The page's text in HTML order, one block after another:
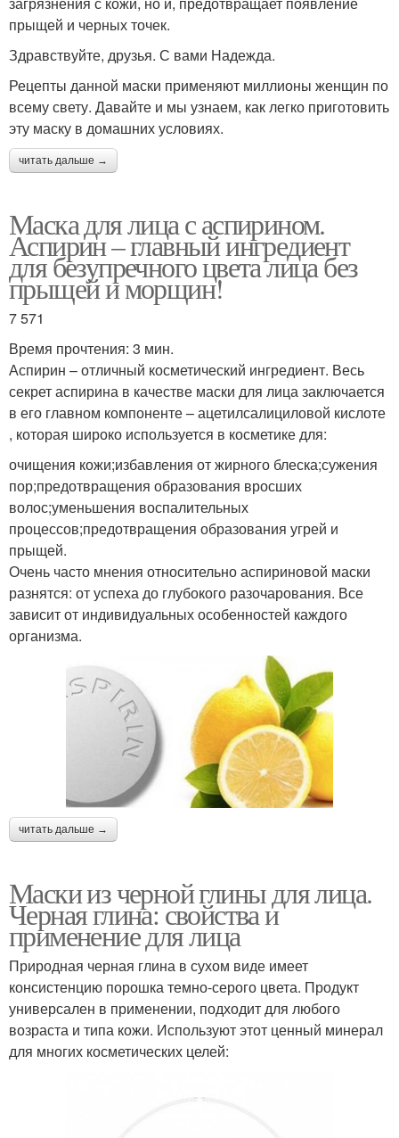
прыщей и черных точек.
Здравствуйте, друзья. С вами Надежда.
Рецепты данной маски применяют миллионы женщин по
всему свету. Давайте и мы узнаем, как легко приготовить
эту маску в домашних условиях.
читать дальше →
Маска для лица с аспирином.
Аспирин – главный ингредиент
для безупречного цвета лица без
прыщей и морщин!
7 571
Время прочтения: 3 мин.
Аспирин – отличный косметический ингредиент. Весь
секрет аспирина в качестве маски для лица заключается
в его главном компоненте – ацетилсалициловой кислоте
, которая широко используется в косметике для:
очищения кожи;избавления от жирного блеска;сужения
пор;предотвращения образования вросших
волос;уменьшения воспалительных
процессов;предотвращения образования угрей и
прыщей.
Очень часто мнения относительно аспириновой маски
разнятся: от успеха до глубокого разочарования. Все
зависит от индивидуальных особенностей каждого
организма.
читать дальше →
Маски из черной глины для лица.
Черная глина: свойства и
применение для лица
Природная черная глина в сухом виде имеет
консистенцию порошка темно-серого цвета. Продукт
универсален в применении, подходит для любого
возраста и типа кожи. Используют этот ценный минерал
для многих косметических целей: